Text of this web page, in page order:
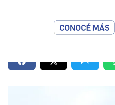
Confluyen en el esfuerzo
Chile y el Círculo